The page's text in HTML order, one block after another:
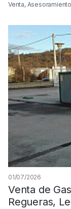
Venta,
01/07/2026
Venta de
Regueras,